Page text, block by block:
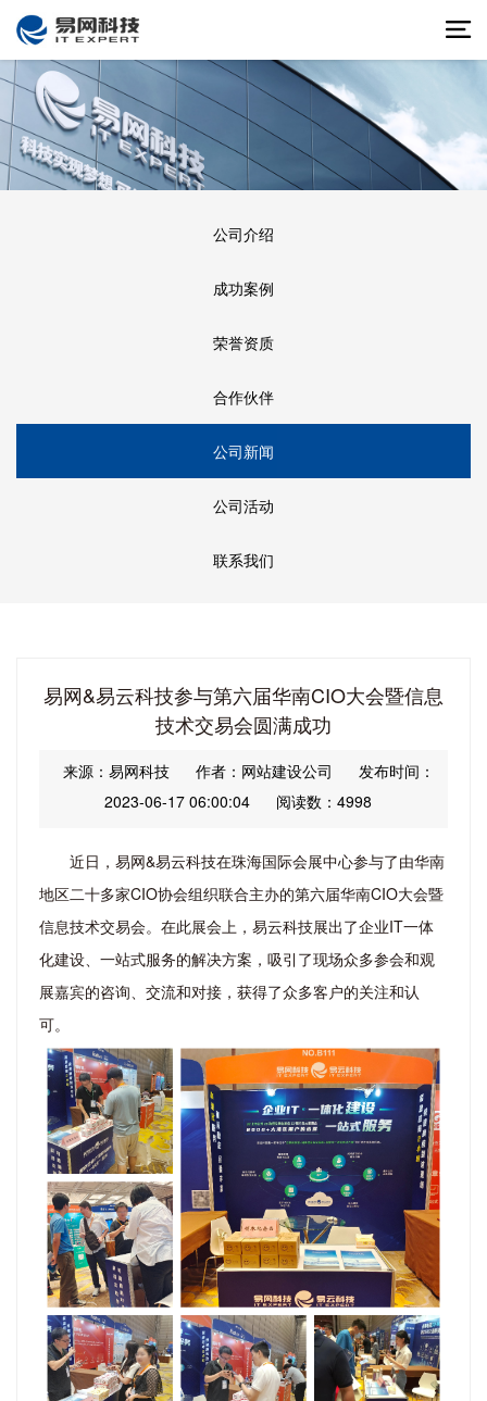
公司介绍
成功案例
荣誉资质
合作伙伴
公司新闻
公司活动
联系我们
易网&易云科技参与第六届华南CIO大会暨信息
技术交易会圆满成功
来源：易网科技 作者：网站建设公司
发布时间：
2023-06-17 06:00:04
阅读数：4998
近日，易网&易云科技在珠海国际会展中心参与了由华南
地区二十多家CIO协会组织联合主办的第六届华南CIO大会暨
信息技术交易会。在此展会上，易云科技展出了企业IT一体
化建设、一站式服务的解决方案，吸引了现场众多参会和观
展嘉宾的咨询、交流和对接，获得了众多客户的关注和认
可。